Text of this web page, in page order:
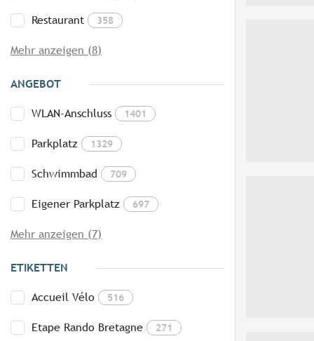
Restaurant 358
Mehr anzeigen (8)
ANGEBOT
WLAN-Anschluss 1401
Parkplatz 1329
Schwimmbad 709
Eigener Parkplatz 697
Mehr anzeigen (7)
ETIKETTEN
Accueil Vélo 516
Etape Rando Bretagne 271